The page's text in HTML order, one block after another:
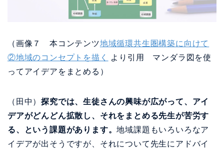
（画像７ 本コンテンツ地域循環共生圏構築に向けて
②地域のコンセプトを描く
より引用 マンダラ図を使
ってアイデアをまとめる）
（田中）探究では、生徒さんの興味が広がって、アイ
デアがどんどん拡散し、それをまとめる先生が苦労す
る、という課題があります。地域課題もいろいろなア
イデアが出そうですが、それについて先生にアドバイ